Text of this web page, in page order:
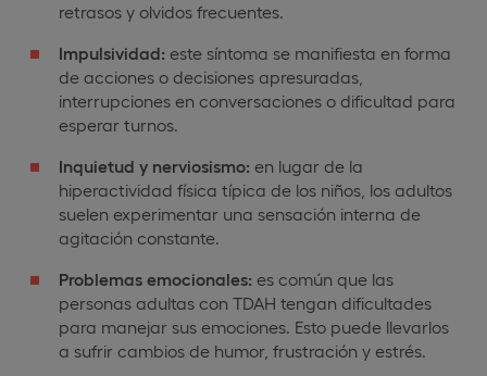
retrasos y olvidos frecuentes.
Impulsividad: este síntoma se manifiesta en forma
de acciones o decisiones apresuradas,
interrupciones en conversaciones o dificultad para
esperar turnos.
Inquietud y nerviosismo: en lugar de la
hiperactividad física típica de los niños, los adultos
suelen experimentar una sensación interna de
agitación constante.
Problemas emocionales: es común que las
personas adultas con TDAH tengan dificultades
para manejar sus emociones. Esto puede llevarlos
a sufrir cambios de humor, frustración y estrés.